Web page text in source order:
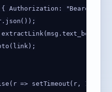
Authorization: "Bearer
=> setTimeout(r, 1000));